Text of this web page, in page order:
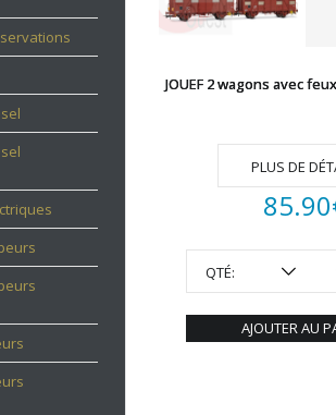
JOUEF 2 wagons avec
PLUS DE
85.90
QTÉ:
AJOUTER AU